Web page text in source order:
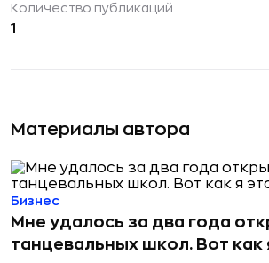
Материалы автора
Мне удалось за два года
танцевальных школ. Вот как
Бизнес
Количество публикаций
1